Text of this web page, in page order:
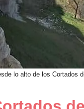
lo alto de los Cortados